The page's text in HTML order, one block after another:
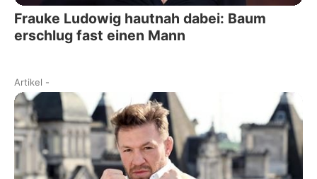
Frauke Ludowig hautnah dabei: Baum
erschlug fast einen Mann
Artikel -